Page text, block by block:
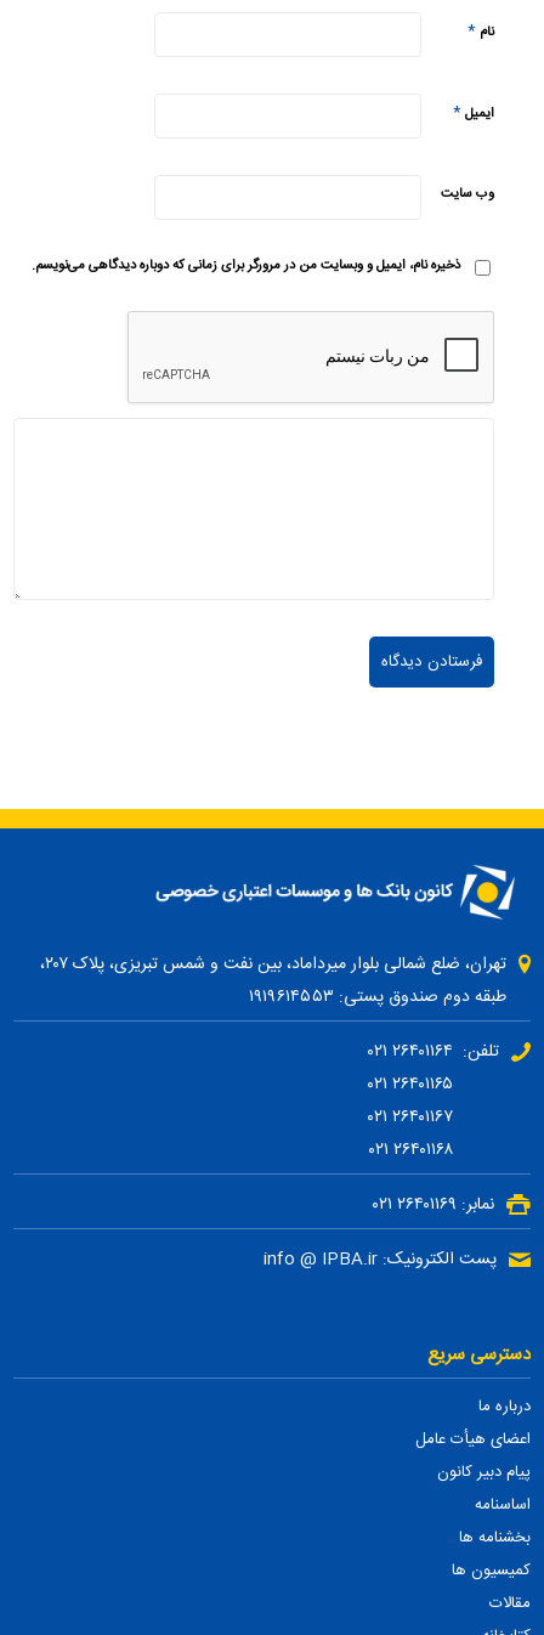
نام*
ایمیل*
وب‌ سایت
ذخیره نام، ایمیل و وبسایت من در مرورگر برای زمانی که دوباره دیدگاهی می‌نویسم.
تهران، ضلع شمالی بلوار میرداماد، بین نفت و شمس تبریزی، پلاک ۲۰۷،
طبقه دوم صندوق پستی: ۱۹۱۹۶۱۴۵۵۳
تلفن: ۲۶۴۰۱۱۶۴ ۰۲۱
۲۶۴۰۱۱۶۷ ۰۲۱
۲۶۴۰۱۱۶۸ ۰۲۱
نمابر: ۲۶۴۰۱۱۶۹ ۰۲۱
پست الکترونیک: info @ IPBA.ir
دسترسی سریع
درباره ما
اعضای هیأت عامل
پیام دبیر کانون
اساسنامه
بخشنامه ها
کمیسیون ها
مقالات